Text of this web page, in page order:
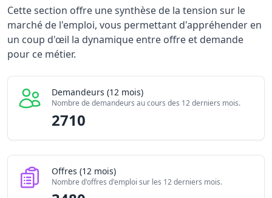
Statistiques recrutement Conseiller / Conseillère en
Indicateur
Demandeurs d'emploi (12 mois)
Offres publiées (12 mois)
Indice de tension globale
Cette section offre une synthèse de la tension sur le
marché de l'emploi, vous permettant d'appréhender en
un coup d'œil la dynamique entre offre et demande
pour ce métier.
Demandeurs (12 mois)
Nombre de demandeurs au cours des 12 derniers mois.
2710
Offres (12 mois)
Nombre d'offres d'emploi sur les 12 derniers mois.